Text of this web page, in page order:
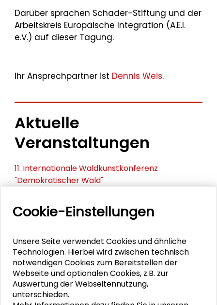
Darüber sprachen Schader-Stiftung und der
Arbeitskreis Europäische Integration (A.E.I.
e.V.) auf dieser Tagung.
Ihr Ansprechpartner ist Dennis Weis.
Aktuelle
Veranstaltungen
11. Internationale Waldkunstkonferenz
"Demokratischer Wald"
Dialog
Schader-Festival 2026
25. Runder Tisch Wissenschaftsstadt Darmstadt
Cookie-Einstellungen
Unsere Seite verwendet Cookies und ähnliche
Technologien. Hierbei wird zwischen technisch
notwendigen Cookies zum Bereitstellen der
Webseite und optionalen Cookies, z.B. zur
Auswertung der Webseitennutzung,
unterschieden.